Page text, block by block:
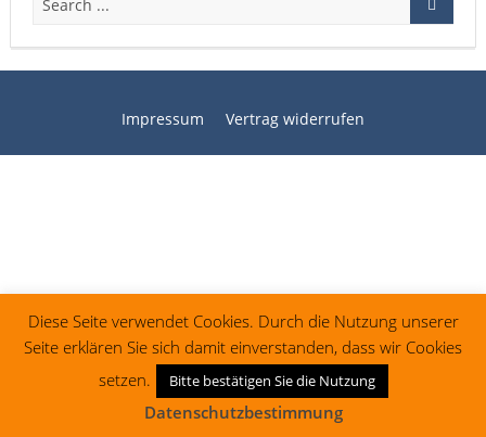
Impressum Vertrag widerrufen
Diese Seite verwendet Cookies. Durch die Nutzung unserer
Seite erklären Sie sich damit einverstanden, dass wir Cookies
setzen.
Bitte bestätigen Sie die Nutzung
Datenschutzbestimmung